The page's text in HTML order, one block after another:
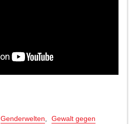
Genderwelten
Gewalt gegen